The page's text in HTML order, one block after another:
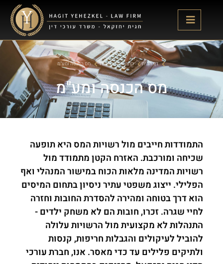
דף הבית התמחויות המשרד מס הכנסה ומע"מ
מס הכנסה ומע"מ
התמודדות חייבים מול רשויות המס היא תופעה
שכיחה ומורכבת. האזרח הקטן מתמודד מול
רשויות המדינה מלאות הכוח במישור המנהלי ואף
הפלילי. ייצוג משפטי עתיר ניסיון בתחום המיסים
הוא דרך בטוחה ומהירה להסדרת החובות וחזרה
לחיי שגרה. זכרו, חובות הם לא משחק ילדים -
התנהלות לא מקצועית מול הרשויות עלולה
להוביל לעיקולים והגבלות חריפות, קנסות
ולתיקים פלילים עד כדי מאסר. אנו, חברת עורכי